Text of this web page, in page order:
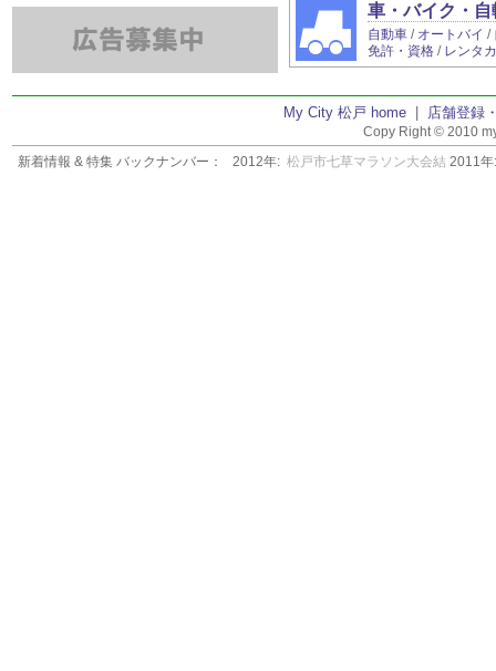
車・バイク・自
自動車 / オートバイ /
免許・資格 / レンタ
My City 松戸 home 店舗登録
Copy Right © 2010
新着情報 & 特集 バックナンバー：
2012年: 松戸市七草マラソン大会結 2011